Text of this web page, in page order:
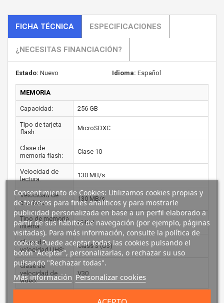
FICHA TÉCNICA ESPECIFICACIONES
¿NECESITAS FINANCIACIÓN?
Estado: Nuevo Idioma: Español
MEMORIA
Capacidad: 256 GB
Tipo de tarjeta
flash:
MicroSDXC
Clase de
memoria flash:
Clase 10
Velocidad de
lectura:
130 MB/s
Velocidad de
escritura:
130 MB/s
Tipo de memoria
interna:
UHS-I
Clase de
velocidad UHS:
Class 3 (U3)
Clase de
velocidad de
vídeo:
V30
Consentimiento de Cookies: Utilizamos cookies propias y
de terceros para fines analíticos y para mostrarle
publicidad personalizada en base a un perfil elaborado a
partir de sus hábitos de navegación (por ejemplo, páginas
visitadas). Para más información, consulte la política de
cookies. Puede aceptar todas las cookies pulsando el
botón “Aceptar”, personalizarlas, o rechazar su uso
pulsando "Rechazar todas".
Más información Personalizar cookies